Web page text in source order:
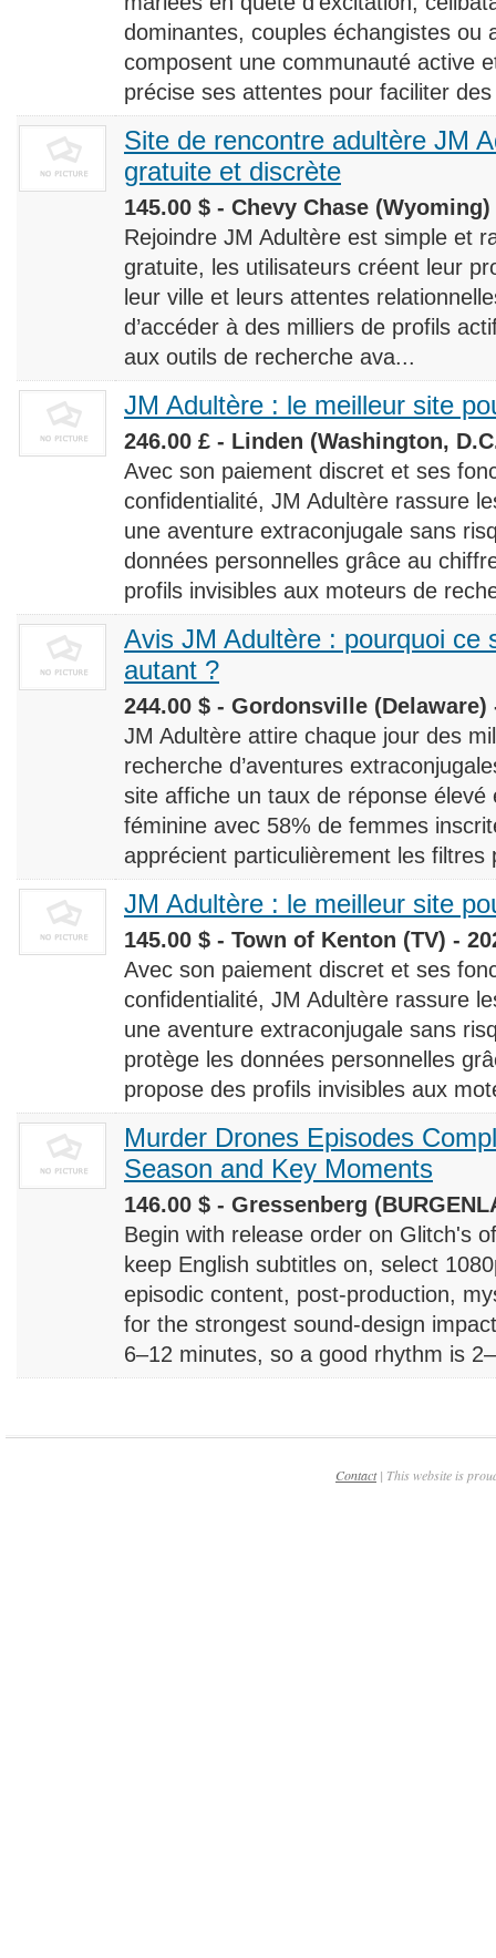
dominantes, couples échangistes ou
composent une communauté active
précise ses attentes pour faciliter
Site de rencontre adultère JM
gratuite et discrète
145.00 $ - Chevy Chase (Wyoming)
Rejoindre JM Adultère est simple et
gratuite, les utilisateurs créent leur
leur ville et leurs attentes
d’accéder à des milliers de profils
aux outils de recherche ava...
JM Adultère : le meilleur site
246.00 £ - Linden (Washington,
Avec son paiement discret et ses
confidentialité, JM Adultère rassure
une aventure extraconjugale sans
données personnelles grâce au
profils invisibles aux moteurs de
Avis JM Adultère : pourquoi ce
autant ?
244.00 $ - Gordonsville (Delaware)
JM Adultère attire chaque jour des
recherche d’aventures
site affiche un taux de réponse
féminine avec 58% de femmes
apprécient particulièrement les filtres
JM Adultère : le meilleur site
145.00 $ - Town of Kenton (TV) -
Avec son paiement discret et ses
confidentialité, JM Adultère rassure
une aventure extraconjugale sans
protège les données personnelles
propose des profils invisibles aux
Murder Drones Episodes
Season and Key Moments
146.00 $ - Gressenberg
Begin with release order on Glitch's
keep English subtitles on, select
episodic content, post-production,
for the strongest sound-design
6–12 minutes, so a good rhythm is
Contact| This website is